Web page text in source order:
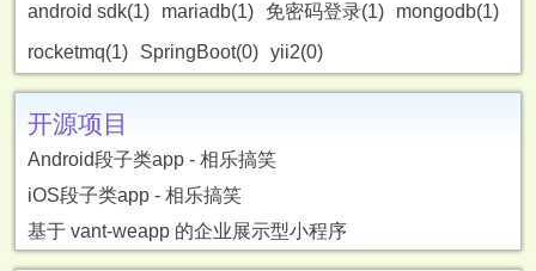
android sdk(1)
mariadb(1) 免密码登录(1)
mongodb(1)
rocketmq(1)
SpringBoot(0) yii2(0)
开源项目
Android段子类app - 相乐搞笑
iOS段子类app - 相乐搞笑
基于 vant-weapp 的企业展示型小程序